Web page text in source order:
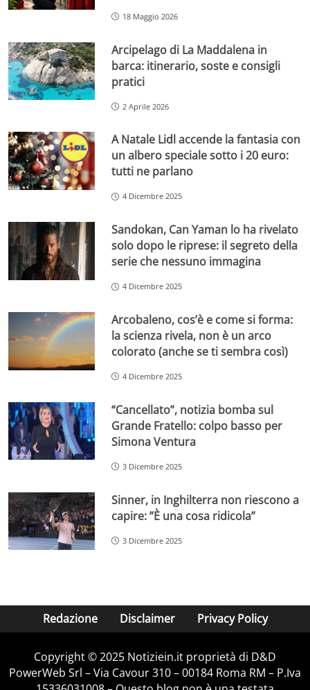
18 Maggio 2026
Arcipelago di La Maddalena in
barca: itinerario, soste e consigli
pratici
2 Aprile 2026
A Natale Lidl accende la fantasia con
un albero speciale sotto i 20 euro:
tutti ne parlano
4 Dicembre 2025
Sandokan, Can Yaman lo ha rivelato
solo dopo le riprese: il segreto della
serie che nessuno immagina
4 Dicembre 2025
Arcobaleno, cos’è e come si forma:
la scienza rivela, non è un arco
colorato (anche se ti sembra così)
4 Dicembre 2025
“Cancellato”, notizia bomba sul
Grande Fratello: colpo basso per
Simona Ventura
3 Dicembre 2025
Sinner, in Inghilterra non riescono a
capire: ”È una cosa ridicola”
3 Dicembre 2025
Redazione Disclaimer Privacy Policy
Copyright © 2025 Notiziein.it proprietà di D&D
PowerWeb Srl – Via Cavour 310 – 00184 Roma RM – P.Iva